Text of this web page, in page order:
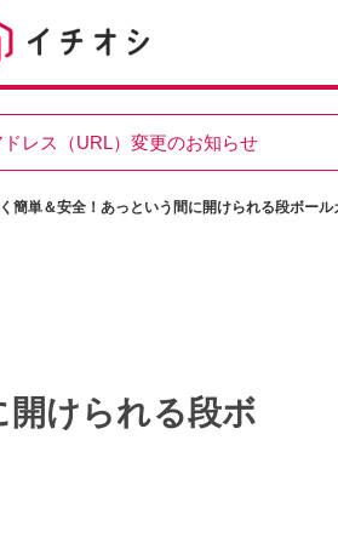
レス（URL）変更のお知らせ
簡単＆安全！あっという間に開けられる段ボール
開けられる段ボ